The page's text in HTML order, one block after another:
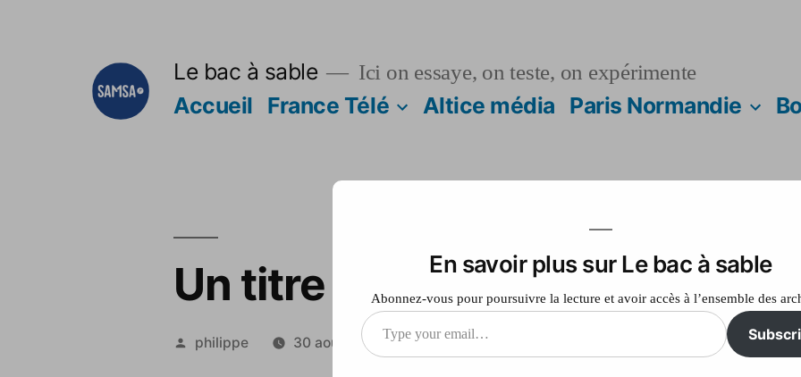
Le bac à sable Ici on essaye, on teste, on expérimente
Accueil France Télé Altice média Paris Normandie
Un titre pour cet article ?
Publié
philippe 30 août 2012 Laisser un commentaire
En savoir plus sur Le bac à sable
Abonnez-vous pour poursuivre la lecture et avoir accès à l’ensemble des
Type
your